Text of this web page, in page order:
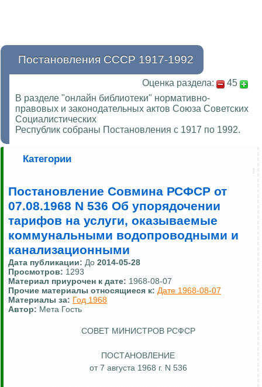
Постановления СССР 1917-1992
Оценка раздела:
45
В разделе "онлайн библиотеки" нормативно-
правовых и законодательных актов Союза Советских
Социалистических
Республик собраны Постановления с 1917 по 1992.
Категории
Постановление Совмина РСФСР от
07.08.1968 N 536 Об упорядочении
тарифов на услуги, оказываемые
коммунальными водопроводными и
канализационными
Дата публикации: До 2014-05-28
Просмотров: 1293
Материал приурочен к дате: 1968-08-07
Прочие материалы относящиеся к: Дате 1968-08-07
Материалы за: Год 1968
Автор: Мета Гость
СОВЕТ МИНИСТРОВ РСФСР
ПОСТАНОВЛЕНИЕ
от 7 августа 1968 г. N 536